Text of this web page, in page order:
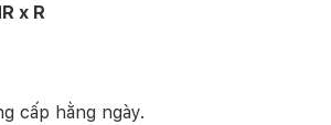
x R
cấp hằng ngày.